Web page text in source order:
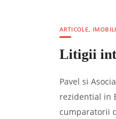
ARTICOLE,
Litigii
Pavel si
rezidential in
cumparatorii